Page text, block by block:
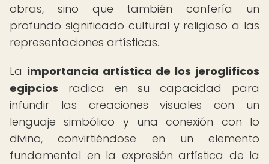
obras, sino que también confería un
profundo significado cultural y religioso a las
representaciones artísticas.
La importancia artística de los jeroglíficos
egipcios radica en su capacidad para
infundir las creaciones visuales con un
lenguaje simbólico y una conexión con lo
divino, convirtiéndose en un elemento
fundamental en la expresión artística de la